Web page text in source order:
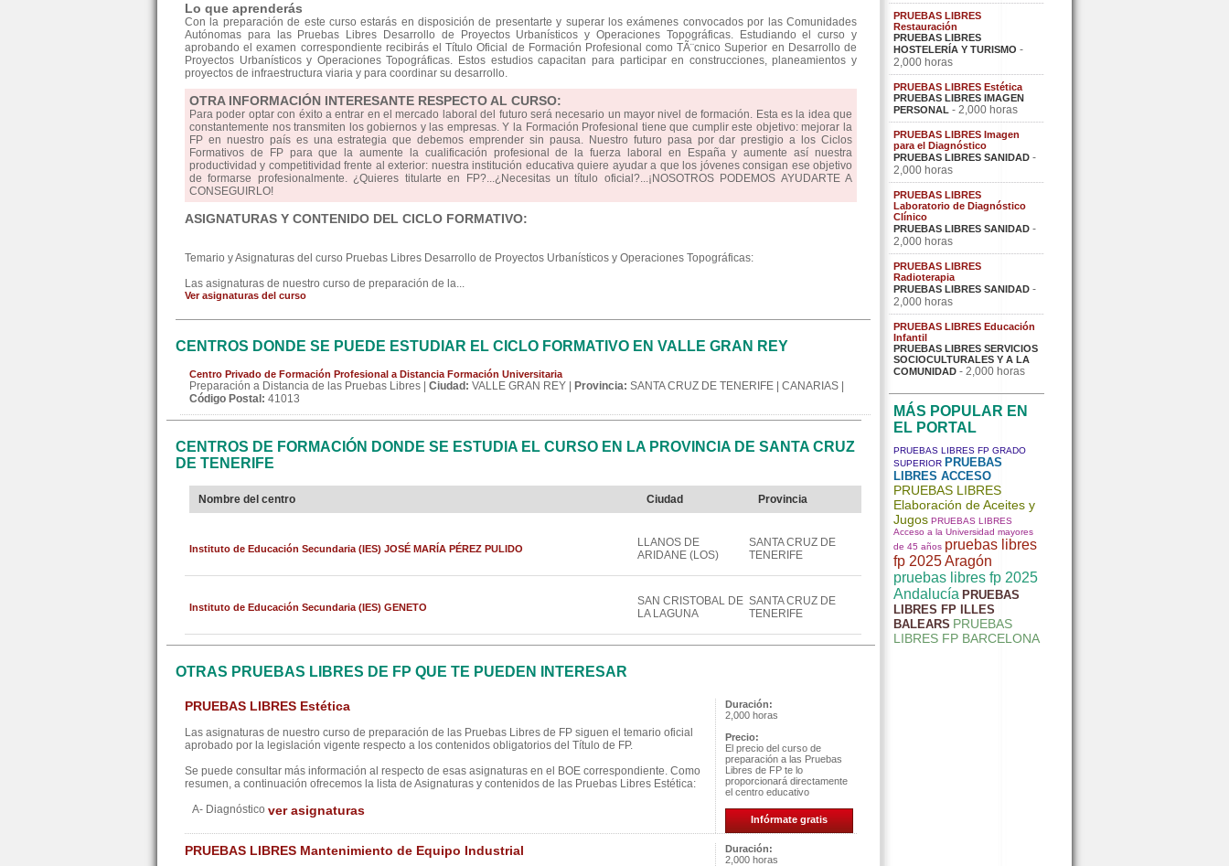
Lo que aprenderás
Con la preparación de este curso estarás en disposición de presentarte y superar los exámenes convocados por las Comunidades
Autónomas para las Pruebas Libres Desarrollo de Proyectos Urbanísticos y Operaciones Topográficas. Estudiando el curso y
aprobando el examen correspondiente recibirás el Título Oficial de Formación Profesional como TÃ¨cnico Superior en Desarrollo de
Proyectos Urbanísticos y Operaciones Topográficas. Estos estudios capacitan para participar en construcciones, planeamientos y
proyectos de infraestructura viaria y para coordinar su desarrollo.
OTRA INFORMACIÓN INTERESANTE RESPECTO AL CURSO:
Para poder optar con éxito a entrar en el mercado laboral del futuro será necesario un mayor nivel de formación. Esta es la idea que
constantemente nos transmiten los gobiernos y las empresas. Y la Formación Profesional tiene que cumplir este objetivo: mejorar la
FP en nuestro país es una estrategia que debemos emprender sin pausa. Nuestro futuro pasa por dar prestigio a los Ciclos
Formativos de FP para que la aumente la cualificación profesional de la fuerza laboral en España y aumente así nuestra
productividad y competitividad frente al exterior: nuestra institución educativa quiere ayudar a que los jóvenes consigan ese objetivo
de formarse profesionalmente. ¿Quieres titularte en FP?...¿Necesitas un título oficial?...¡NOSOTROS PODEMOS AYUDARTE A
CONSEGUIRLO!
ASIGNATURAS Y CONTENIDO DEL CICLO FORMATIVO:
Temario y Asignaturas del curso Pruebas Libres Desarrollo de Proyectos Urbanísticos y Operaciones Topográficas:
Las asignaturas de nuestro curso de preparación de la...
Ver asignaturas del curso
CENTROS DONDE SE PUEDE ESTUDIAR EL CICLO FORMATIVO EN VALLE GRAN REY
Centro Privado de Formación Profesional a Distancia Formación Universitaria
Preparación a Distancia de las Pruebas Libres | Ciudad: VALLE GRAN REY | Provincia: SANTA CRUZ DE TENERIFE | CANARIAS |
Código Postal: 41013
CENTROS DE FORMACIÓN DONDE SE ESTUDIA EL CURSO EN LA PROVINCIA DE SANTA CRUZ
DE TENERIFE
Nombre del centro Ciudad Provincia
Instituto de Educación Secundaria (IES) JOSÉ MARÍA PÉREZ PULIDO
LLANOS DE
ARIDANE (LOS)
SANTA CRUZ DE
TENERIFE
Instituto de Educación Secundaria (IES) GENETO
SAN CRISTOBAL DE
LA LAGUNA
SANTA CRUZ DE
TENERIFE
OTRAS PRUEBAS LIBRES DE FP QUE TE PUEDEN INTERESAR
PRUEBAS LIBRES Estética
Las asignaturas de nuestro curso de preparación de las Pruebas Libres de FP siguen el temario oficial
aprobado por la legislación vigente respecto a los contenidos obligatorios del Título de FP.
Se puede consultar más información al respecto de esas asignaturas en el BOE correspondiente. Como
resumen, a continuación ofrecemos la lista de Asignaturas y contenidos de las Pruebas Libres Estética:
A- Diagnóstico ver asignaturas
Duración:
2,000 horas
Precio:
El precio del curso de
preparación a las Pruebas
Libres de FP te lo
proporcionará directamente
el centro educativo
Infórmate gratis
PRUEBAS LIBRES Mantenimiento de Equipo Industrial
Duración:
2,000 horas
PRUEBAS LIBRES
Restauración
PRUEBAS LIBRES
HOSTELERÍA Y TURISMO -
2,000 horas
PRUEBAS LIBRES Estética
PRUEBAS LIBRES IMAGEN
PERSONAL - 2,000 horas
PRUEBAS LIBRES Imagen
para el Diagnóstico
PRUEBAS LIBRES SANIDAD -
2,000 horas
PRUEBAS LIBRES
Laboratorio de Diagnóstico
Clínico
PRUEBAS LIBRES SANIDAD -
2,000 horas
PRUEBAS LIBRES
Radioterapia
PRUEBAS LIBRES SANIDAD -
2,000 horas
PRUEBAS LIBRES Educación
Infantil
PRUEBAS LIBRES SERVICIOS
SOCIOCULTURALES Y A LA
COMUNIDAD - 2,000 horas
MÁS POPULAR EN
EL PORTAL
PRUEBAS LIBRES FP GRADO
SUPERIOR PRUEBAS
LIBRES ACCESO
PRUEBAS LIBRES
Elaboración de Aceites y
Jugos PRUEBAS LIBRES
Acceso a la Universidad mayores
de 45 años pruebas libres
fp 2025 Aragón
pruebas libres fp 2025
Andalucía PRUEBAS
LIBRES FP ILLES
BALEARS PRUEBAS
LIBRES FP BARCELONA